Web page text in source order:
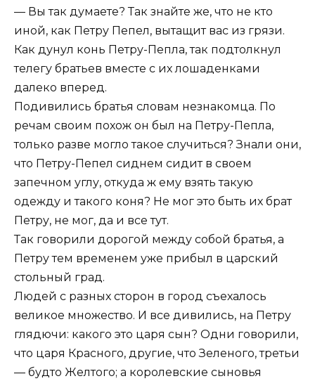
— Вы так думаете? Так знайте же, что не кто
иной, как Петру Пепел, вытащит вас из грязи.
Как дунул конь Петру-Пепла, так подтолкнул
телегу братьев вместе с их лошаденками
далеко вперед.
Подивились братья словам незнакомца. По
речам своим похож он был на Петру-Пепла,
только разве могло такое случиться? Знали они,
что Петру-Пепел сиднем сидит в своем
запечном углу, откуда ж ему взять такую
одежду и такого коня? Не мог это быть их брат
Петру, не мог, да и все тут.
Так говорили дорогой между собой братья, а
Петру тем временем уже прибыл в царский
стольный град.
Людей с разных сторон в город съехалось
великое множество. И все дивились, на Петру
глядючи: какого это царя сын? Одни говорили,
что царя Красного, другие, что Зеленого, третьи
— будто Желтого; а королевские сыновья